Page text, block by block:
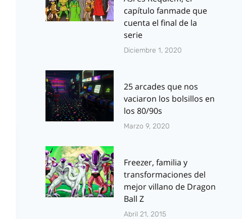
capítulo fanmade que
cuenta el final de la
serie
Diciembre 1, 2020
25 arcades que nos
vaciaron los bolsillos en
los 80/90s
Marzo 9, 2020
Freezer, familia y
transformaciones del
mejor villano de Dragon
Ball Z
Abril 21, 2015